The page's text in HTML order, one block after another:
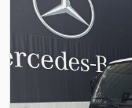
kabina:dieninė kabina
pakaba:
kitas, krovinio
4 300 mm, krovinių
aukštis:2 290 mm,
kondicionavimas,